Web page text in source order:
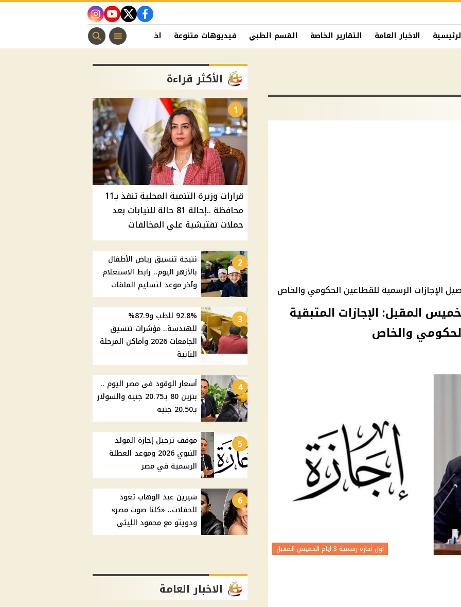
facebook
twitter
youtube
instagram
الاخبار العامة التقارير الخاصة القسم الطبي فيديوهات متنوعة اخبار الفن منوعات مسيحية
3 ايام الخميس المقبل: الإجازات المتبقية
أول أجازة رسمية 3 ايام الخميس المقبل
الأكثر قراءة
1
قرارات وزيرة التنمية المحلية تنفذ بـ11
محافظة ..إحالة 81 حالة للنيابات بعد
حملات تفتيشية علي المخالفات
2
نتيجة تنسيق رياض الأطفال
بالأزهر اليوم.. رابط الاستعلام
وآخر موعد لتسليم الملفات
3
92.8% للطب و87.9%
للهندسة.. مؤشرات تنسيق
الجامعات 2026 وأماكن المرحلة
الثانية
4
أسعار الوقود في مصر اليوم ..
بنزين 80 بـ20.75 جنيه والسولار
بـ20.50 جنيه
5
موقف ترحيل إجازة المولد
النبوي 2026 وموعد العطلة
الرسمية في مصر
6
شيرين عبد الوهاب تعود
للحفلات.. «كلنا صوت مصر»
ودويتو مع محمود الليثي
الاخبار العامة